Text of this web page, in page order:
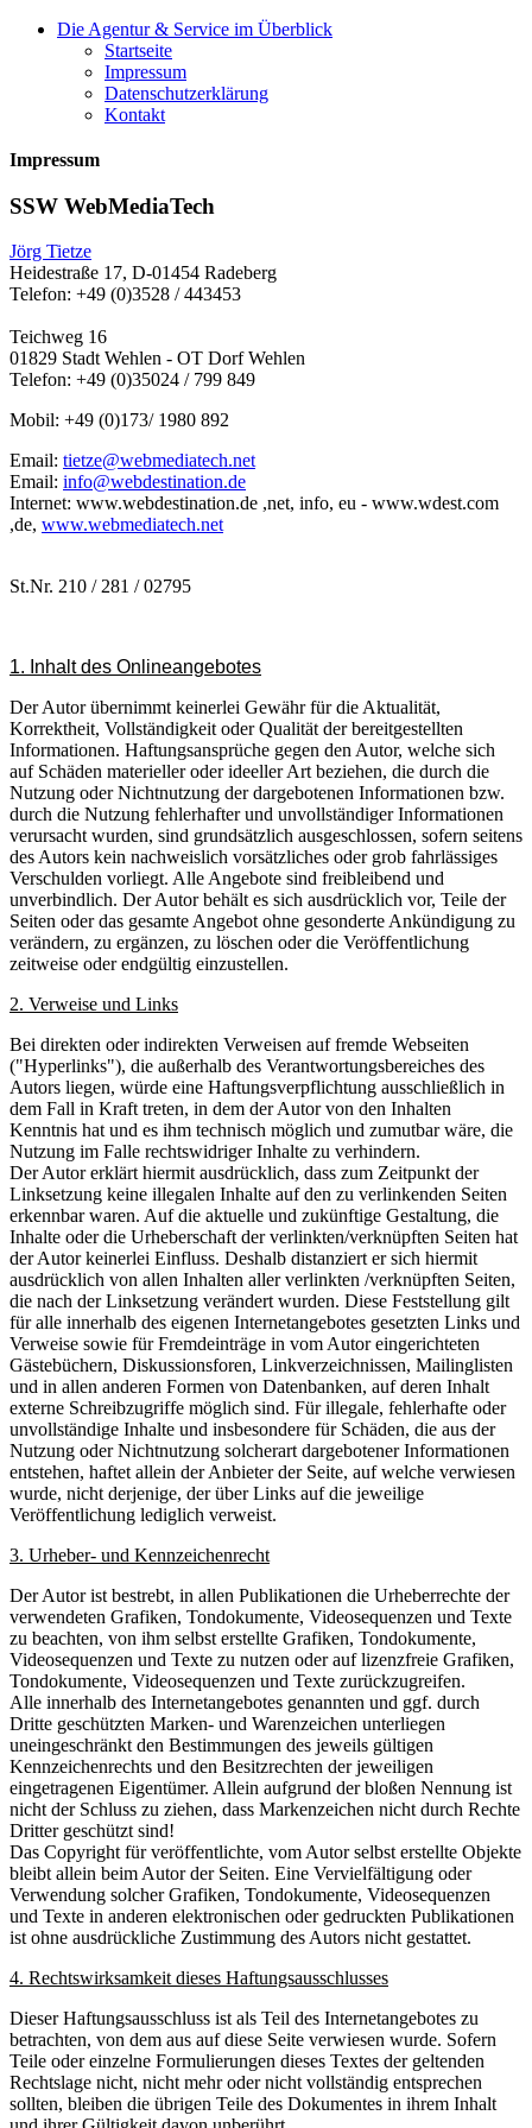
Die Agentur & Service im Überblick
Startseite
Impressum
Datenschutzerklärung
Kontakt
Impressum
SSW WebMediaTech
Jörg Tietze
Heidestraße 17, D-01454 Radeberg
Telefon: +49 (0)3528 / 443453
Teichweg 16
01829 Stadt Wehlen - OT Dorf Wehlen
Telefon: +49 (0)35024 / 799 849
Mobil: +49 (0)173/ 1980 892
Email: tietze@webmediatech.net
Email: info@webdestination.de
Internet: www.webdestination.de ,net, info, eu - www.wdest.com
,de, www.webmediatech.net
St.Nr. 210 / 281 / 02795
1. Inhalt des Onlineangebotes
Der Autor übernimmt keinerlei Gewähr für die Aktualität,
Korrektheit, Vollständigkeit oder Qualität der bereitgestellten
Informationen. Haftungsansprüche gegen den Autor, welche sich
auf Schäden materieller oder ideeller Art beziehen, die durch die
Nutzung oder Nichtnutzung der dargebotenen Informationen bzw.
durch die Nutzung fehlerhafter und unvollständiger Informationen
verursacht wurden, sind grundsätzlich ausgeschlossen, sofern seitens
des Autors kein nachweislich vorsätzliches oder grob fahrlässiges
Verschulden vorliegt. Alle Angebote sind freibleibend und
unverbindlich. Der Autor behält es sich ausdrücklich vor, Teile der
Seiten oder das gesamte Angebot ohne gesonderte Ankündigung zu
verändern, zu ergänzen, zu löschen oder die Veröffentlichung
zeitweise oder endgültig einzustellen.
2. Verweise und Links
Bei direkten oder indirekten Verweisen auf fremde Webseiten
("Hyperlinks"), die außerhalb des Verantwortungsbereiches des
Autors liegen, würde eine Haftungsverpflichtung ausschließlich in
dem Fall in Kraft treten, in dem der Autor von den Inhalten
Kenntnis hat und es ihm technisch möglich und zumutbar wäre, die
Nutzung im Falle rechtswidriger Inhalte zu verhindern.
Der Autor erklärt hiermit ausdrücklich, dass zum Zeitpunkt der
Linksetzung keine illegalen Inhalte auf den zu verlinkenden Seiten
erkennbar waren. Auf die aktuelle und zukünftige Gestaltung, die
Inhalte oder die Urheberschaft der verlinkten/verknüpften Seiten hat
der Autor keinerlei Einfluss. Deshalb distanziert er sich hiermit
ausdrücklich von allen Inhalten aller verlinkten /verknüpften Seiten,
die nach der Linksetzung verändert wurden. Diese Feststellung gilt
für alle innerhalb des eigenen Internetangebotes gesetzten Links und
Verweise sowie für Fremdeinträge in vom Autor eingerichteten
Gästebüchern, Diskussionsforen, Linkverzeichnissen, Mailinglisten
und in allen anderen Formen von Datenbanken, auf deren Inhalt
externe Schreibzugriffe möglich sind. Für illegale, fehlerhafte oder
unvollständige Inhalte und insbesondere für Schäden, die aus der
Nutzung oder Nichtnutzung solcherart dargebotener Informationen
entstehen, haftet allein der Anbieter der Seite, auf welche verwiesen
wurde, nicht derjenige, der über Links auf die jeweilige
Veröffentlichung lediglich verweist.
3. Urheber- und Kennzeichenrecht
Der Autor ist bestrebt, in allen Publikationen die Urheberrechte der
verwendeten Grafiken, Tondokumente, Videosequenzen und Texte
zu beachten, von ihm selbst erstellte Grafiken, Tondokumente,
Videosequenzen und Texte zu nutzen oder auf lizenzfreie Grafiken,
Tondokumente, Videosequenzen und Texte zurückzugreifen.
Alle innerhalb des Internetangebotes genannten und ggf. durch
Dritte geschützten Marken- und Warenzeichen unterliegen
uneingeschränkt den Bestimmungen des jeweils gültigen
Kennzeichenrechts und den Besitzrechten der jeweiligen
eingetragenen Eigentümer. Allein aufgrund der bloßen Nennung ist
nicht der Schluss zu ziehen, dass Markenzeichen nicht durch Rechte
Dritter geschützt sind!
Das Copyright für veröffentlichte, vom Autor selbst erstellte Objekte
bleibt allein beim Autor der Seiten. Eine Vervielfältigung oder
Verwendung solcher Grafiken, Tondokumente, Videosequenzen
und Texte in anderen elektronischen oder gedruckten Publikationen
ist ohne ausdrückliche Zustimmung des Autors nicht gestattet.
4. Rechtswirksamkeit dieses Haftungsausschlusses
Dieser Haftungsausschluss ist als Teil des Internetangebotes zu
betrachten, von dem aus auf diese Seite verwiesen wurde. Sofern
Teile oder einzelne Formulierungen dieses Textes der geltenden
Rechtslage nicht, nicht mehr oder nicht vollständig entsprechen
sollten, bleiben die übrigen Teile des Dokumentes in ihrem Inhalt